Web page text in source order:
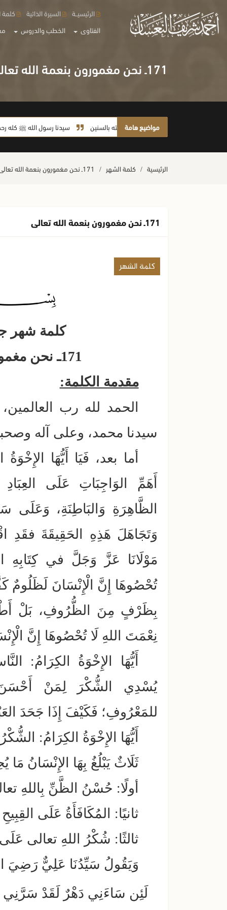
الفتاوى الخطب والدروس
الرئيسيــة السيرة الذاتية كلمة
171ـ نحن مغمورون بنعمة الله تعالى
مواضيع هامة
لا يأخذ أمته بالسنين سيدنا رسول الله ﷺ كله رحمة
الرئيسية كلمة الشهر 171ـ نحن مغمورون بنعمة الله تعالى
171ـ نحن مغمورون بنعمة الله تعالى
كلمة الشهر
كلمة شهر
171ـ نحن مغمورون بنعمة الله تعالى
مقدمة الكلمة:
الحمد لله رب
سيدنا محمد، وعلى آله
أما بعد، فَيَا أَيُّهَا
أَهَمِّ الوَاجِبَاتِ عَلَى
الظَّاهِرَةِ وَالبَاطِنَةِ،
وَتَجَاهَلَ هَذِهِ الحَقِيقَةَ فقَدِ
مَوْلَانَا عَزَّ وَجَلَّ في كِتَابِهِ
تُحْصُوهَا إِنَّ الْإِنْسَانَ لَظَلُومٌ
بِظَرْفٍ مِنَ الظُّرُوفِ، بَلْ
نِعْمَتَ اللهِ لَا تُحْصُوهَا إِنَّ
أَيُّهَا الإِخْوَةُ الكِرَامُ:
يُسْدِي الشُّكْرَ لِمَنْ أَحْسَنَ
للمَعْرُوفِ؛ فَكَيْفَ إِذَا جَحَدَ
أَيُّهَا الإِخْوَةُ الكِرَامُ:
ثَلَاثٌ يَبْلُغُ بِهَا الإِنْسَانُ مَا
أولًا: حُسْنُ الظَّنِّ بِاللهِ
ثانيًا: المُكَافَأَةُ عَلَى
ثالثًا: شُكْرُ اللهِ تعالى
وَيَقُولُ سَيِّدُنَا عَلِيٌّ رَضِيَ
لَئِن سَاءَنِي دَهْرٌ لَقَدْ